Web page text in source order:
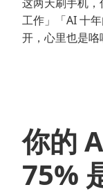
工作」「AI 十
开，心里也是咯
你的
75%